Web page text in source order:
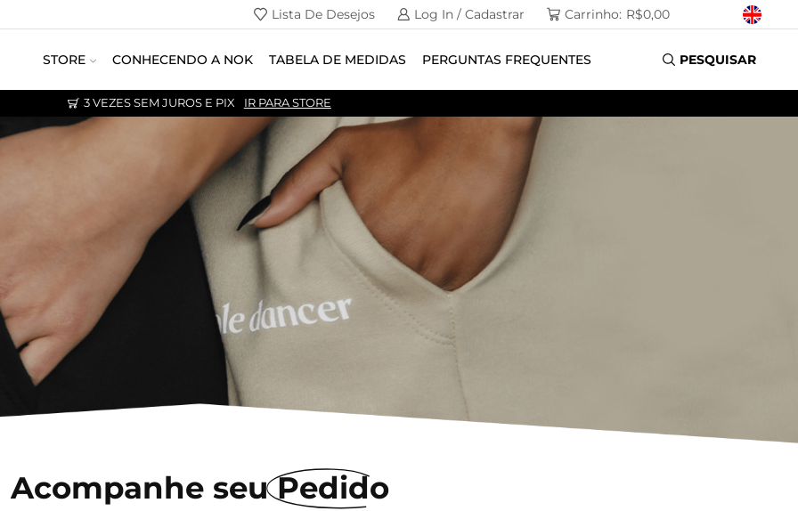
Lista De Desejos Log In / Cadastrar Carrinho: R$0,00
STORE CONHECENDO A NOK TABELA DE MEDIDAS PERGUNTAS FREQUENTES PESQUISAR
3 VEZES SEM JUROS E PIX IR PARA STORE
Acompanhe seuPedido